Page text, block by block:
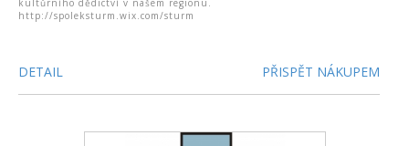
kultůrního dědictví v našem regionu.
http://spoleksturm.wix.com/sturm
DETAIL PŘISPĚT NÁKUPEM